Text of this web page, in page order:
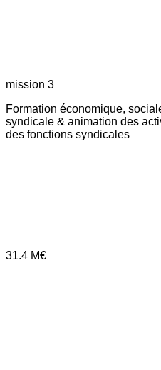
mission 3
Formation économique,
syndicale & animation des
des fonctions syndicales
31.4 M€